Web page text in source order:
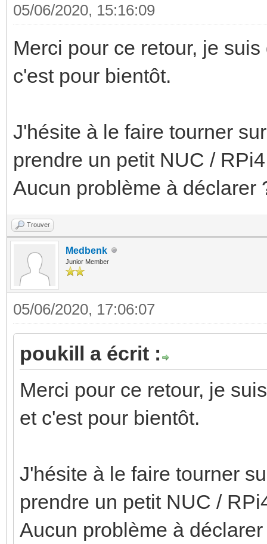
05/06/2020, 15:16:09
Merci pour ce retour, je
c'est pour bientôt.
J'hésite à le faire tourner
prendre un petit NUC /
Aucun problème à déclarer
Trouver
Medbenk
Junior Member
05/06/2020, 17:06:07
poukill a écrit :
Merci pour ce retour, je
et c'est pour bientôt.
J'hésite à le faire tourner
prendre un petit NUC /
Aucun problème à déclarer